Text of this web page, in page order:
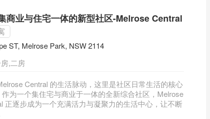
商业与住宅一体的新型社区-Melrose Central
ST, Melrose Park, NSW 2114
,二房
Central 的生活脉动，这里是社区日常生活的核心
作为一个集住宅与商业于一体的全新综合社区，Melrose
正逐步成为一个充满活力与凝聚力的生活中心，让不断